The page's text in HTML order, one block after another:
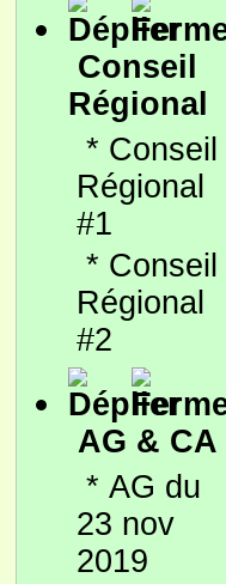
Conseil
Régional
* Conseil
Régional
#1
* Conseil
Régional
#2
AG & CA
* AG du
23 nov
2019